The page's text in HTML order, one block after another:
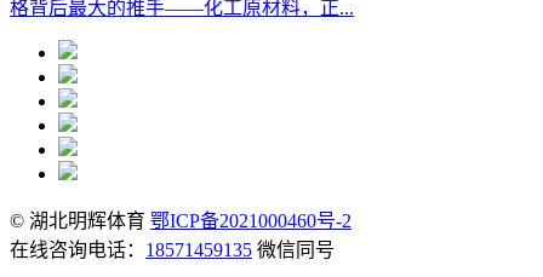
格背后最大的推手——化工原材料，正...
© 湖北明辉体育 鄂ICP备2021000460号-2
在线咨询电话： 18571459135 微信同号